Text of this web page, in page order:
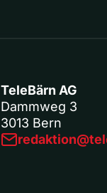
TeleBärn AG
Dammweg 3
3013 Bern